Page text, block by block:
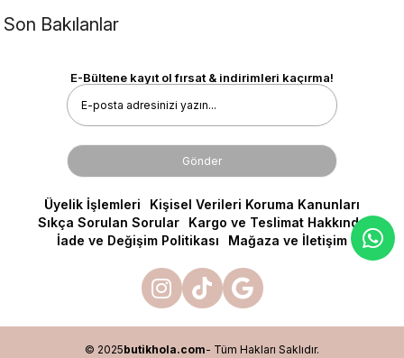
Son Bakılanlar
E-Bültene kayıt ol fırsat & indirimleri kaçırma!
Gönder
Üyelik İşlemleri
Kişisel Verileri Koruma Kanunları
Sıkça Sorulan Sorular
Kargo ve Teslimat Hakkında
İade ve Değişim Politikası
Mağaza ve İletişim
© 2025butikhola.com- Tüm Hakları Saklıdır.